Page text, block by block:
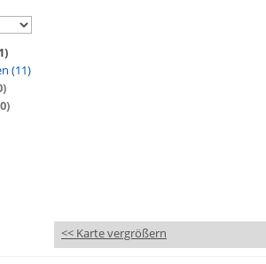
(11)
<< Karte vergrößern